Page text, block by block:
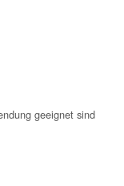
geeignet sind